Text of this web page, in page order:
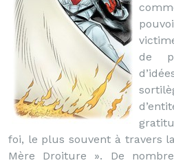
de
foi, le plus souvent à travers
Mère Droiture ». De